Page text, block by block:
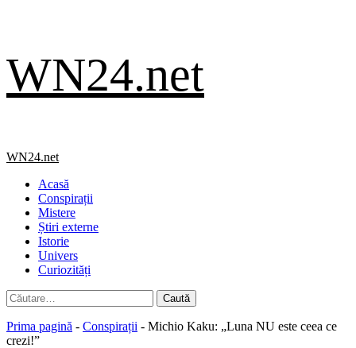
to
content
WN24.net
Primary
WN24.net
Acasă
Conspirații
Mistere
Știri externe
Istorie
Univers
Curiozități
Caută
după:
Prima pagină - Conspirații - Michio Kaku: „Luna NU este ceea ce
crezi!”